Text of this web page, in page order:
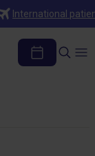
International